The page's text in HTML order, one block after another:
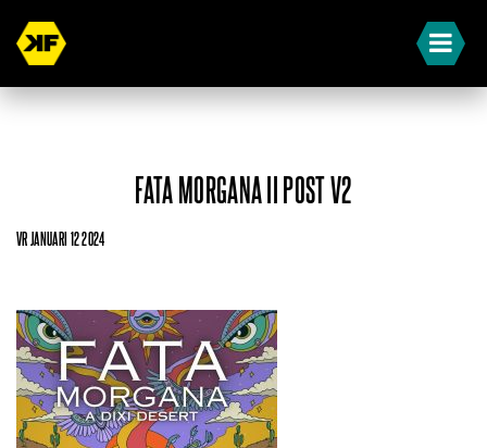
FATA MORGANA II POST V2
VR JANUARI 12 2024